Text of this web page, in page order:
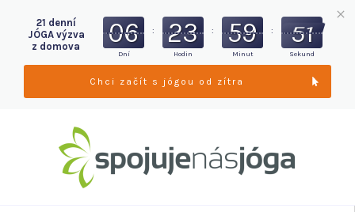
21 denní
JÓGA výzva
z domova
06
Dní
: 23
Hodin
: 59
Minut
: 49
Sekund
Chci začít s jógou od zítra